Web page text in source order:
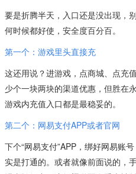
要是折腾半天，入口还是没出现，
何时候都好使，安全度百分百。
第一个：游戏里头直接充
这还用说？进游戏，点商城、点充
少个一块两块的渠道优惠，但胜在
游戏内充值入口都是最稳妥的。
第二个：网易支付APP或者官网
下个“网易支付”APP，绑好网易账
实是打通的。或者就像前面说的，